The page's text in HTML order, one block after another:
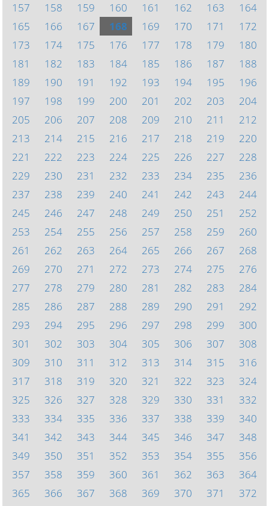
157
158 159 160 161 162 163
164
165
166 167 168 169 170 171
172
173
174 175 176 177 178 179
180
181
182 183 184 185 186 187
188
189
190 191 192 193 194 195
196
197
198 199 200 201 202 203
204
205
206 207 208 209 210 211
212
213
214 215 216 217 218 219
220
221
222 223 224 225 226 227
228
229
230 231 232 233 234 235
236
237
238 239 240 241 242 243
244
245
246 247 248 249 250 251
252
253
254 255 256 257 258 259
260
261
262 263 264 265 266 267
268
269
270 271 272 273 274 275
276
277
278 279 280 281 282 283
284
285
286 287 288 289 290 291
292
293
294 295 296 297 298 299
300
301
302 303 304 305 306 307
308
309
310 311 312 313 314 315
316
317
318 319 320 321 322 323
324
325
326 327 328 329 330 331
332
333
334 335 336 337 338 339
340
341
342 343 344 345 346 347
348
349
350 351 352 353 354 355
356
357
358 359 360 361 362 363
364
365
366 367 368 369 370 371
372